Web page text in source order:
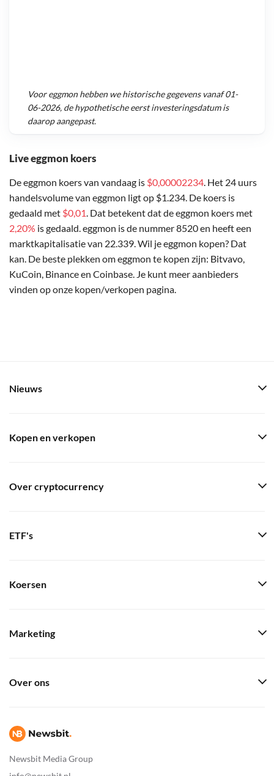
Live eggmon koers
De eggmon koers van vandaag is $0,00002234. Het 24 uurs
handelsvolume van eggmon ligt op $1.234. De koers is
gedaald met $0,01. Dat betekent dat de eggmon koers met
2,20% is gedaald. eggmon is de nummer 8520 en heeft een
marktkapitalisatie van 22.339. Wil je eggmon kopen? Dat
kan. De beste plekken om eggmon te kopen zijn: Bitvavo,
KuCoin, Binance en Coinbase. Je kunt meer aanbieders
vinden op onze kopen/verkopen pagina.
Vooreggmonhebben we historische gegevens vanaf01-
06-2026, de hypothetische eerst investeringsdatum is
daarop aangepast.
Newsbit Media Group
Nieuws
Kopen en verkopen
Over cryptocurrency
ETF's
Koersen
Marketing
Over ons